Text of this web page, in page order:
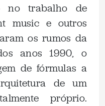
no trabalho de
music e outros
os rumos da
anos 1990, o
de fórmulas a
de um
próprio.